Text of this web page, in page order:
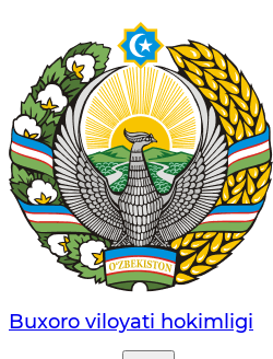
Buxoro viloyati hokimligi